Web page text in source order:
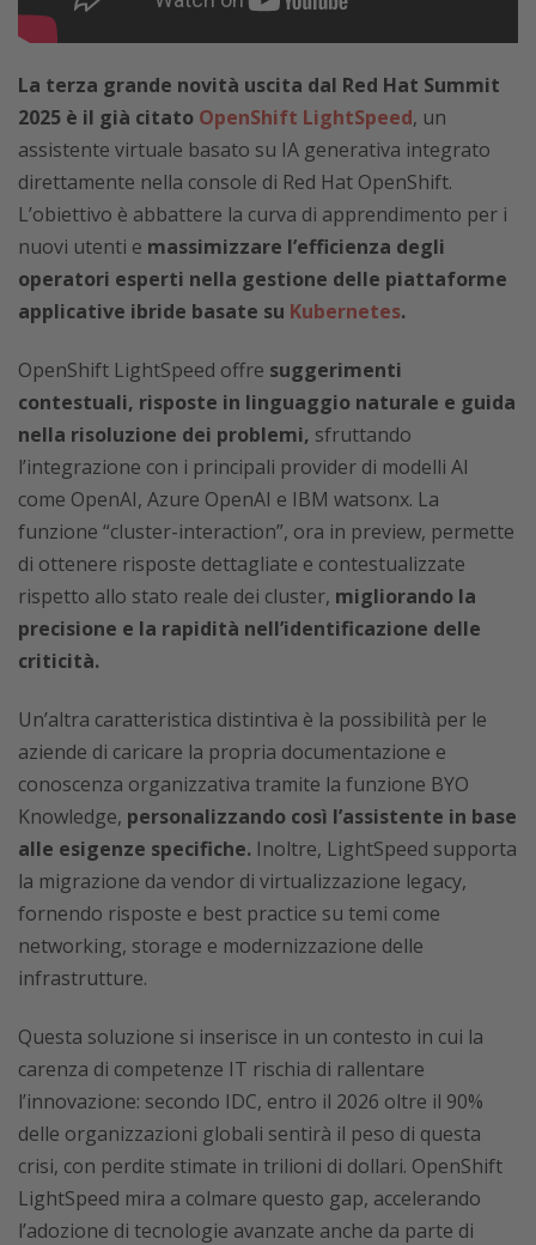
La terza grande novità uscita dal Red Hat Summit
2025 è il già citato OpenShift LightSpeed, un
assistente virtuale basato su IA generativa integrato
direttamente nella console di Red Hat OpenShift.
L’obiettivo è abbattere la curva di apprendimento per i
nuovi utenti e massimizzare l’efficienza degli
operatori esperti nella gestione delle piattaforme
applicative ibride basate su Kubernetes.
OpenShift LightSpeed offre suggerimenti
contestuali, risposte in linguaggio naturale e guida
nella risoluzione dei problemi, sfruttando
l’integrazione con i principali provider di modelli AI
come OpenAI, Azure OpenAI e IBM watsonx. La
funzione “cluster-interaction”, ora in preview, permette
di ottenere risposte dettagliate e contestualizzate
rispetto allo stato reale dei cluster, migliorando la
precisione e la rapidità nell’identificazione delle
criticità.
Un’altra caratteristica distintiva è la possibilità per le
aziende di caricare la propria documentazione e
conoscenza organizzativa tramite la funzione BYO
Knowledge, personalizzando così l’assistente in base
alle esigenze specifiche. Inoltre, LightSpeed supporta
la migrazione da vendor di virtualizzazione legacy,
fornendo risposte e best practice su temi come
networking, storage e modernizzazione delle
infrastrutture.
Questa soluzione si inserisce in un contesto in cui la
carenza di competenze IT rischia di rallentare
l’innovazione: secondo IDC, entro il 2026 oltre il 90%
delle organizzazioni globali sentirà il peso di questa
crisi, con perdite stimate in trilioni di dollari. OpenShift
LightSpeed mira a colmare questo gap, accelerando
l’adozione di tecnologie avanzate anche da parte di